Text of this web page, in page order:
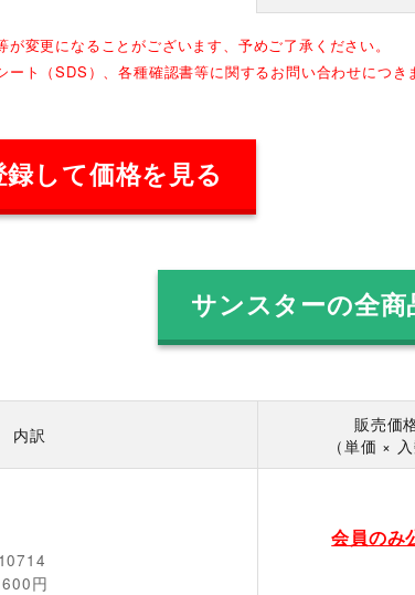
変更になることがございます、予めご了承ください。
ト（SDS）、各種確認書等に関するお問い合わせにつ
録して価格を見る
サンスターの全商
内訳
販売価
（単価 × 入
600円
会員のみ